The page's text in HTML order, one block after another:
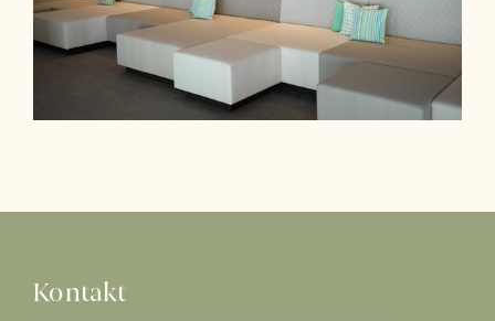
Kontakt